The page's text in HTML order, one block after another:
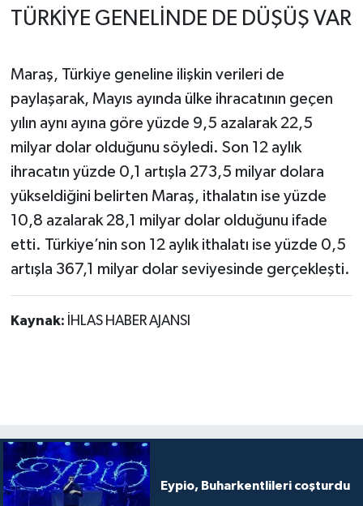
TÜRKİYE GENELİNDE DE DÜŞÜŞ VAR
Maraş, Türkiye geneline ilişkin verileri de
paylaşarak, Mayıs ayında ülke ihracatının geçen
yılın aynı ayına göre yüzde 9,5 azalarak 22,5
milyar dolar olduğunu söyledi. Son 12 aylık
ihracatın yüzde 0,1 artışla 273,5 milyar dolara
yükseldiğini belirten Maraş, ithalatın ise yüzde
10,8 azalarak 28,1 milyar dolar olduğunu ifade
etti. Türkiye’nin son 12 aylık ithalatı ise yüzde 0,5
artışla 367,1 milyar dolar seviyesinde gerçekleşti.
Kaynak: İHLAS HABER AJANSI
Eypio, Buharkentlileri coşturdu